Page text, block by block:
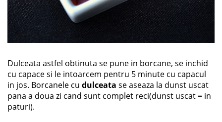
Dulceata astfel obtinuta se pune in borcane, se inchid
cu capace si le intoarcem pentru 5 minute cu capacul
in jos. Borcanele cu dulceata se aseaza la dunst uscat
pana a doua zi cand sunt complet reci(dunst uscat = in
paturi).